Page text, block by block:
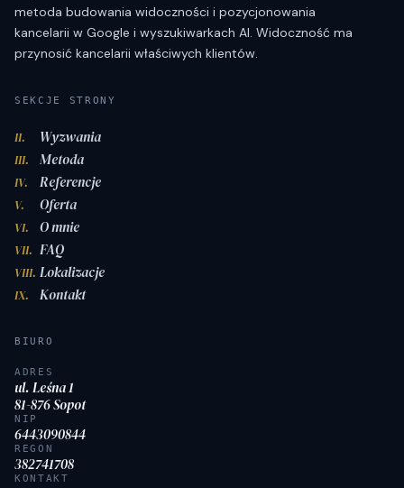
metoda budowania widoczności i pozycjonowania
kancelarii w Google i wyszukiwarkach AI. Widoczność ma
przynosić kancelarii właściwych klientów.
SEKCJE STRONY
II. Wyzwania
III. Metoda
IV. Referencje
V. Oferta
VI. O mnie
VII. FAQ
VIII. Lokalizacje
IX. Kontakt
BIURO
ADRES
ul. Leśna 1
81-876 Sopot
NIP
6443090844
REGON
382741708
KONTAKT